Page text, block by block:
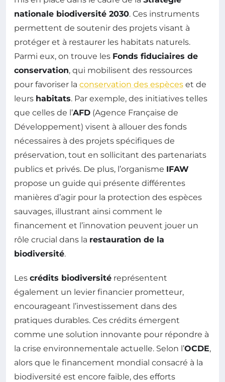
nationale biodiversité 2030. Ces instruments
permettent de soutenir des projets visant à
protéger et à restaurer les habitats naturels.
Parmi eux, on trouve les Fonds fiduciaires de
conservation, qui mobilisent des ressources
pour favoriser la conservation des espèces et de
leurs habitats. Par exemple, des initiatives telles
que celles de l’AFD (Agence Française de
Développement) visent à allouer des fonds
nécessaires à des projets spécifiques de
préservation, tout en sollicitant des partenariats
publics et privés. De plus, l’organisme IFAW
propose un guide qui présente différentes
manières d’agir pour la protection des espèces
sauvages, illustrant ainsi comment le
financement et l’innovation peuvent jouer un
rôle crucial dans la restauration de la
biodiversité.
Les crédits biodiversité représentent
également un levier financier prometteur,
encourageant l’investissement dans des
pratiques durables. Ces crédits émergent
comme une solution innovante pour répondre à
la crise environnementale actuelle. Selon l’OCDE,
alors que le financement mondial consacré à la
biodiversité est encore faible, des efforts